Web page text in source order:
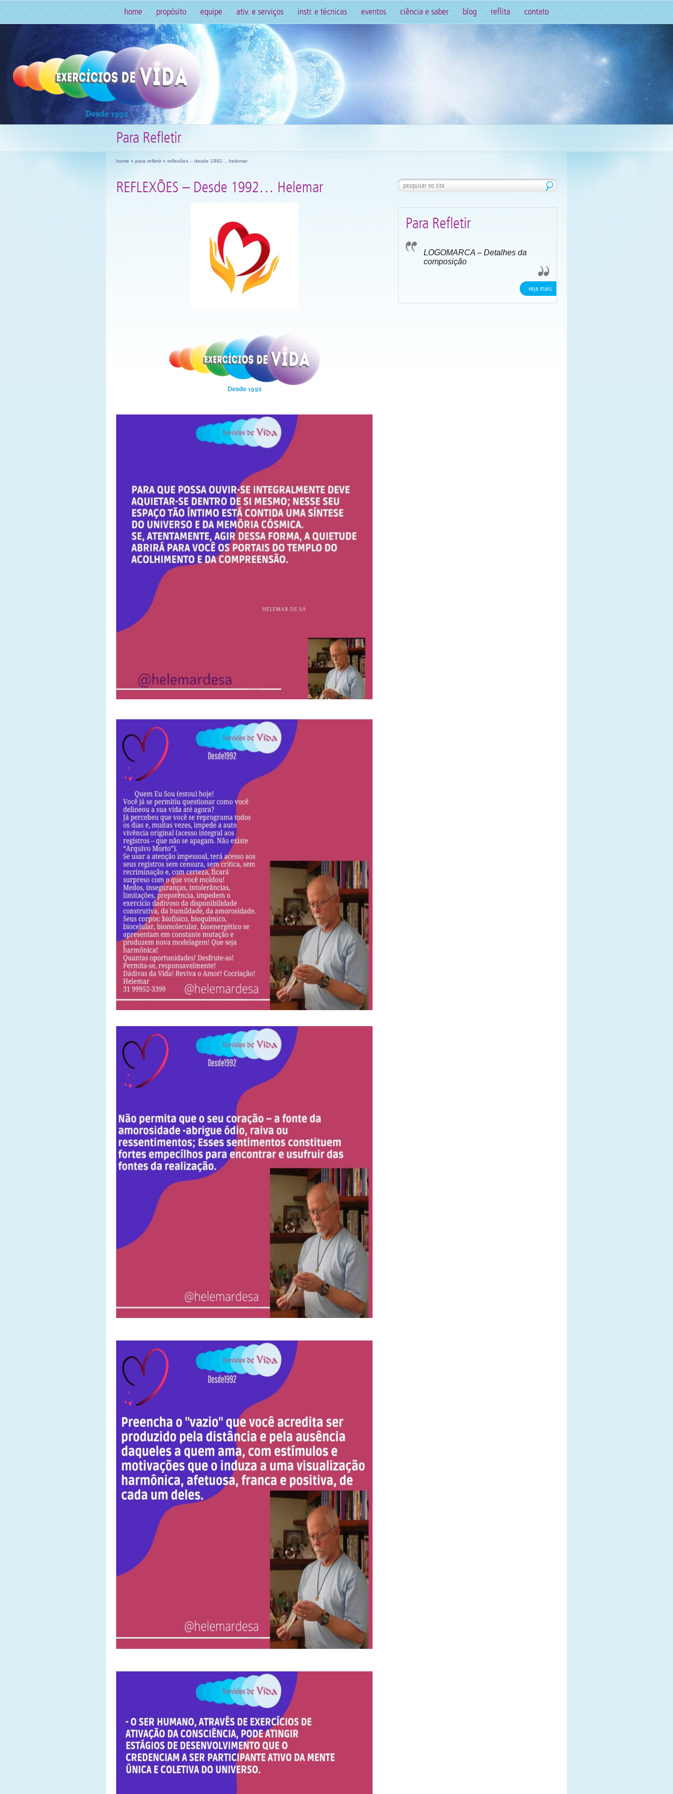
home propósito equipe ativ. e serviços instr. e técnicas eventos ciência e saber blog reflita contato
Para Refletir
home » para refletir » reflexões – desde 1992… helemar
REFLEXÕES – Desde 1992… Helemar
Para Refletir
LOGOMARCA – Detalhes da
composição
veja mais